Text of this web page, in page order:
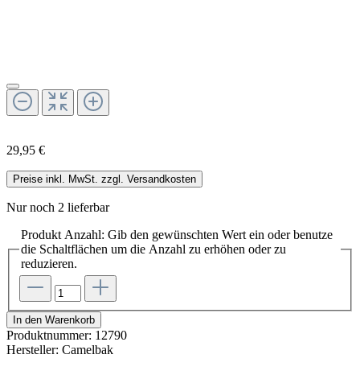
29,95 €
Preise inkl. MwSt. zzgl. Versandkosten
Nur noch 2 lieferbar
Produkt Anzahl: Gib den gewünschten Wert ein oder benutze
die Schaltflächen um die Anzahl zu erhöhen oder zu
reduzieren.
In den Warenkorb
Produktnummer: 12790
Hersteller: Camelbak